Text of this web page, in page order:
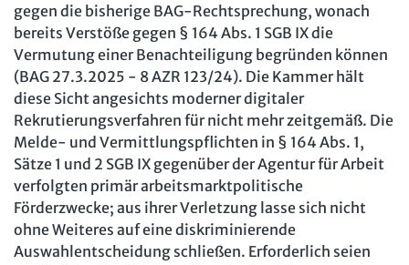
gegen die bisherige BAG-Rechtsprechung, wonach
bereits Verstöße gegen § 164 Abs. 1 SGB IX die
Vermutung einer Benachteiligung begründen können
(BAG 27.3.2025 - 8 AZR 123/24). Die Kammer hält
diese Sicht angesichts moderner digitaler
Rekrutierungsverfahren für nicht mehr zeitgemäß. Die
Melde- und Vermittlungspflichten in § 164 Abs. 1,
Sätze 1 und 2 SGB IX gegenüber der Agentur für Arbeit
verfolgten primär arbeitsmarktpolitische
Förderzwecke; aus ihrer Verletzung lasse sich nicht
ohne Weiteres auf eine diskriminierende
Auswahlentscheidung schließen. Erforderlich seien